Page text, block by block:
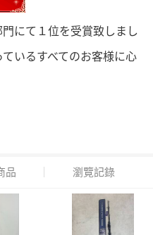
にて１位を受賞致しまし
いるすべてのお客様に心
品 瀏覽記錄